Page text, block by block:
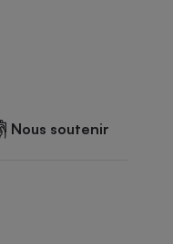
Nous soutenir